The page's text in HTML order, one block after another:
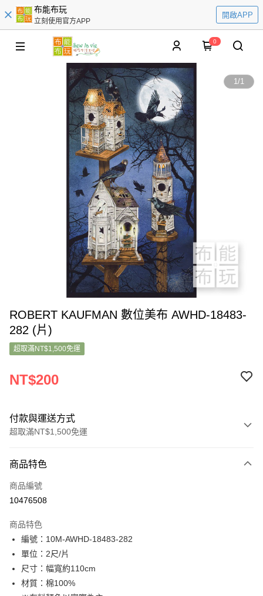
布能布玩
立刻使用官方APP
開啟APP
0
1/1
ROBERT KAUFMAN 數位美布 AWHD-18483-
282 (片)
超取滿NT$1,500免運
NT$200
付款與運送方式
超取滿NT$1,500免運
信用卡一次付款
超商取貨付款
Apple Pay
街口支付
Google Pay
商品特色
商品編號
10476508
商品特色
編號：10M-AWHD-18483-282
單位：2尺/片
尺寸：幅寬約110cm
材質：棉100%